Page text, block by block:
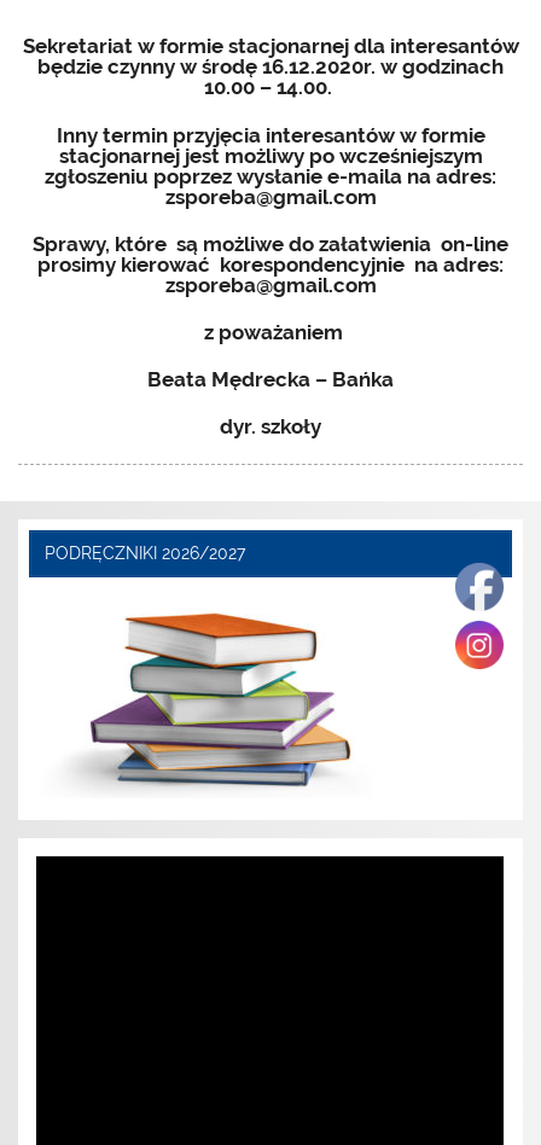
Sekretariat w formie stacjonarnej dla interesantów
będzie czynny w środę 16.12.2020r. w godzinach
10.00 – 14.00.
Inny termin przyjęcia interesantów w formie
stacjonarnej jest możliwy po wcześniejszym
zgłoszeniu poprzez wysłanie e-maila na adres:
zsporeba@gmail.com
Sprawy, które są możliwe do załatwienia on-line
prosimy kierować korespondencyjnie na adres:
zsporeba@gmail.com
z poważaniem
Beata Mędrecka – Bańka
dyr. szkoły
PODRĘCZNIKI 2026/2027